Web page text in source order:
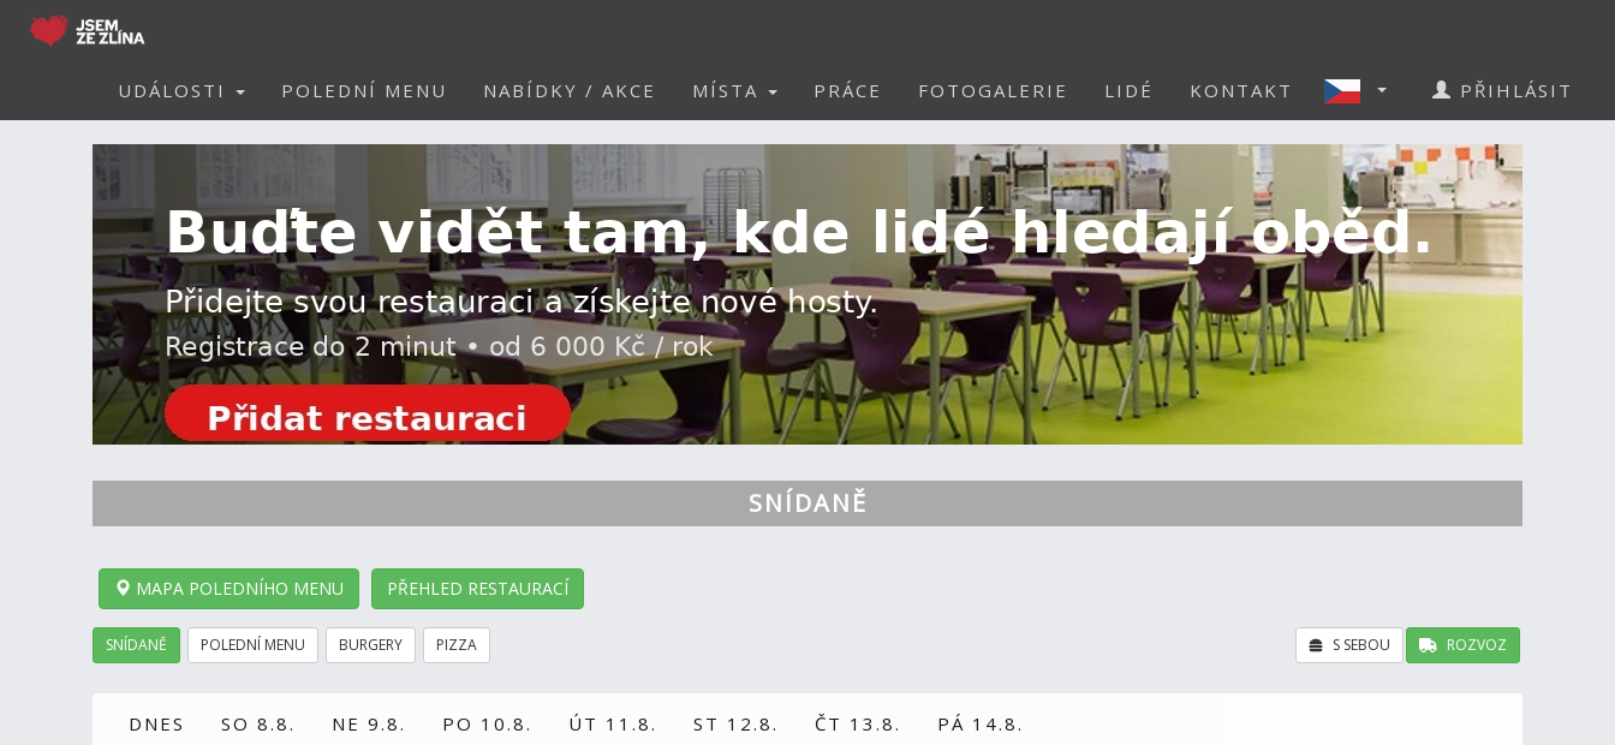
UDÁLOSTI POLEDNÍ MENU NABÍDKY / AKCE MÍSTA PRÁCE FOTOGALERIE LIDÉ KONTAKT PŘIHLÁSIT
SNÍDANĚ
MAPA POLEDNÍHO MENU PŘEHLED RESTAURACÍ
SNÍDANĚ POLEDNÍ MENU BURGERY PIZZA ROZVOZ
S SEBOU
DNES SO 8.8. NE 9.8. PO 10.8. ÚT 11.8. ST 12.8. ČT 13.8. PÁ 14.8.